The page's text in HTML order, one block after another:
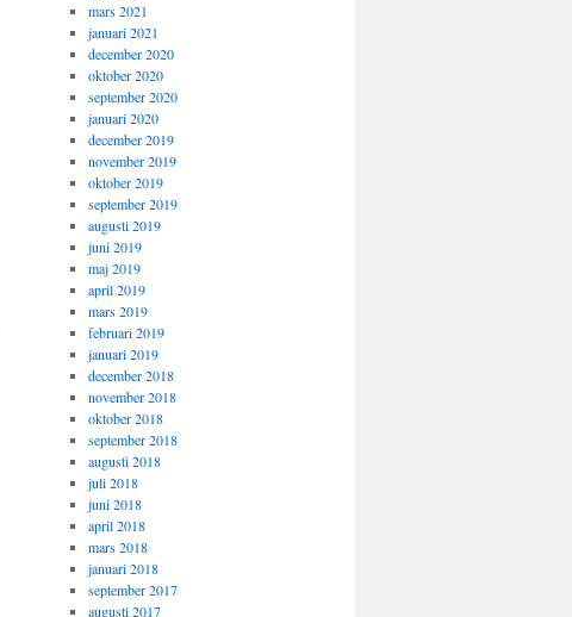
mars 2021
januari 2021
december 2020
oktober 2020
september 2020
januari 2020
december 2019
november 2019
oktober 2019
september 2019
augusti 2019
juni 2019
maj 2019
april 2019
mars 2019
februari 2019
januari 2019
december 2018
november 2018
oktober 2018
september 2018
augusti 2018
juli 2018
juni 2018
april 2018
mars 2018
januari 2018
september 2017
augusti 2017